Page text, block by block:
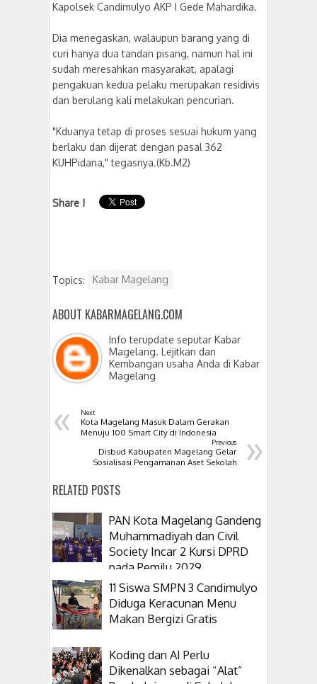
Kapolsek Candimulyo AKP I Gede Mahardika.
Dia menegaskan, walaupun barang yang di
curi hanya dua tandan pisang, namun hal ini
sudah meresahkan masyarakat, apalagi
pengakuan kedua pelaku merupakan residivis
dan berulang kali melakukan pencurian.
"Kduanya tetap di proses sesuai hukum yang
berlaku dan dijerat dengan pasal 362
KUHPidana," tegasnya.(Kb.M2)
Share !
Topics: Kabar Magelang
ABOUT KABARMAGELANG.COM
Info terupdate seputar Kabar
Magelang. Lejitkan dan
Kembangan usaha Anda di Kabar
Magelang
« Next
Kota Magelang Masuk Dalam Gerakan
Menuju 100 Smart City di Indonesia
»
Previous
Disbud Kabupaten Magelang Gelar
Sosialisasi Pengamanan Aset Sekolah
RELATED POSTS
PAN Kota Magelang Gandeng
Muhammadiyah dan Civil
Society Incar 2 Kursi DPRD
pada Pemilu 2029
11 Siswa SMPN 3 Candimulyo
Diduga Keracunan Menu
Makan Bergizi Gratis
Koding dan AI Perlu
Dikenalkan sebagai “Alat”